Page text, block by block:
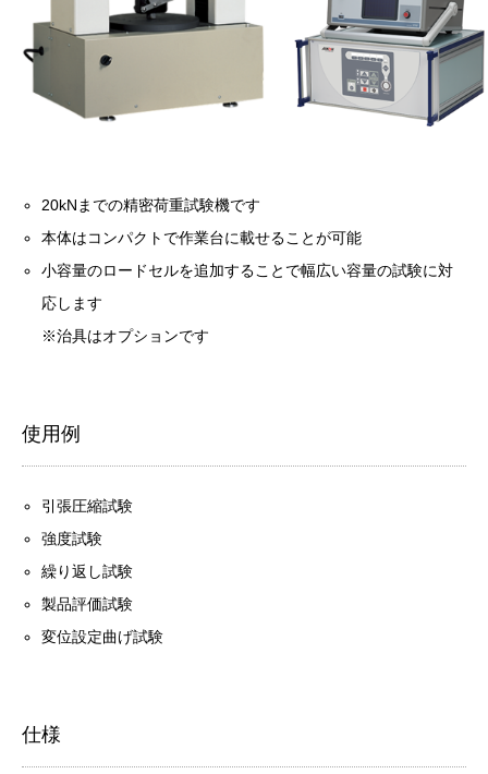
20kNまでの精密荷重試験機です
本体はコンパクトで作業台に載せることが可能
小容量のロードセルを追加することで幅広い容量の試験に対
応します
※治具はオプションです
使用例
引張圧縮試験
強度試験
繰り返し試験
製品評価試験
変位設定曲げ試験
仕様